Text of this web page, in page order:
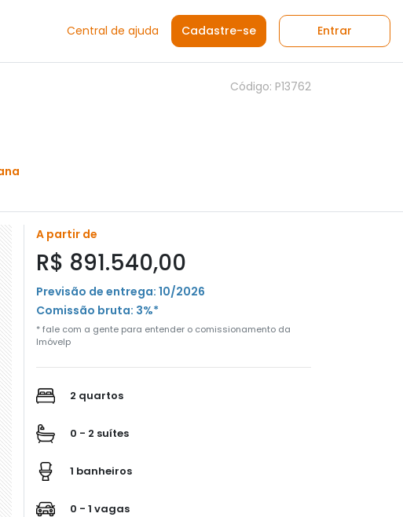
Central de ajuda Cadastre-se Entrar
Código: P13762
A partir de
R$ 891.540,00
Previsão de entrega: 10/2026
Comissão bruta: 3%*
* fale com a gente para entender o comissionamento da
Imóvelp
2 quartos
0 - 2 suítes
1 banheiros
0 - 1 vagas